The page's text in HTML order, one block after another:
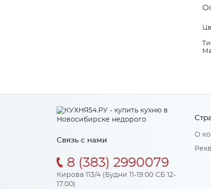
Связь с нами
8 (383) 2990079
Кирова 113/4 (Будни 11-19:00 СБ 12-
17:00)
О